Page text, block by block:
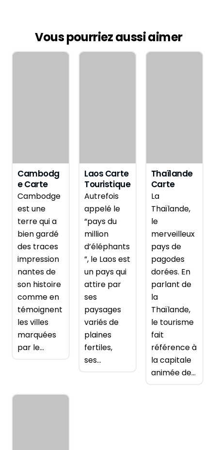
Vous pourriez aussi aimer
Cambodg
e Carte
Touristique
Cambodge
est une
terre qui a
bien gardé
des traces
impression
nantes de
son histoire
comme en
témoignent
les villes
marquées
par le...
Laos Carte
Touristique
Autrefois
appelé le
“pays du
million
d’éléphants
”, le Laos est
un pays qui
attire par
ses
paysages
variés de
plaines
fertiles,
ses...
Thaïlande
Carte
Touristique
La
Thaïlande,
le
merveilleux
pays de
pagodes
dorées. En
parlant de
la
Thaïlande,
le tourisme
fait
référence à
la capitale
animée de...